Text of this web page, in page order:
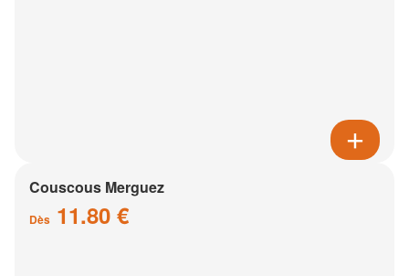
Couscous Merguez
Dès 11.80 €